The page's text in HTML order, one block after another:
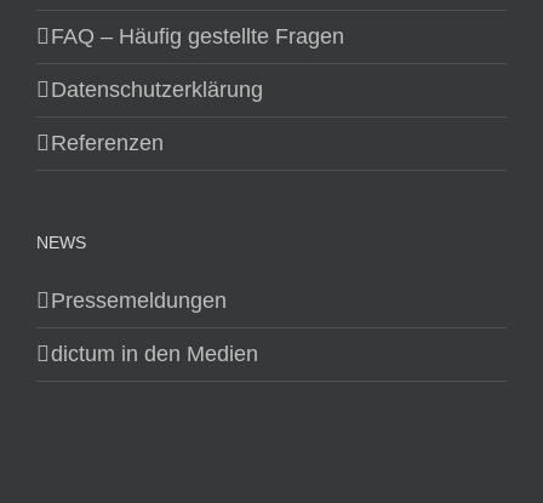
FAQ – Häufig gestellte Fragen
Datenschutzerklärung
Referenzen
NEWS
Pressemeldungen
dictum in den Medien